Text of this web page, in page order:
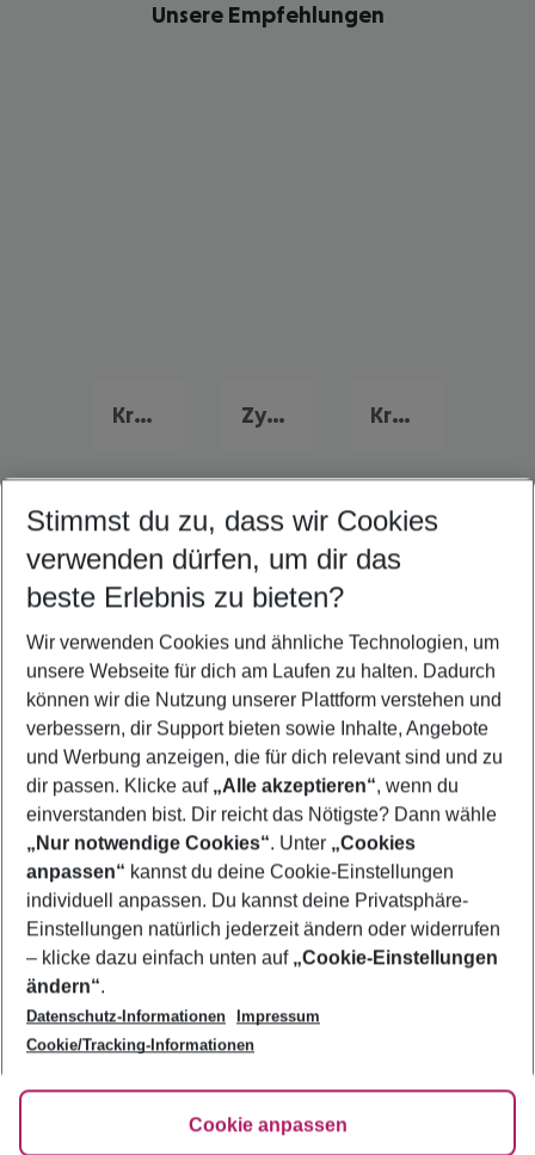
Unsere Empfehlungen
Kreta Urlaub Zypern Urlaub Kroatien Urlaub
Quicklinks
Pauschalreisen Bitez
Familienurlaub Bitez
Frübucher Angebote Bitez für 2026
Flug & Hotel Bitez
Last Minute Bitez
Footer
Footer navigation
Über uns
AGB
Bestpreisgarantie
Cookie-Einstellungen ändern
Cookie-Richtlinie
Agenturbetreuung
Barrierefreies Reisen
HanseMerkur Reiseversicherung
Folge uns
Stimmst du zu, dass wir Cookies
verwenden dürfen, um dir das
beste Erlebnis zu bieten?
Wir verwenden Cookies und ähnliche Technologien, um
unsere Webseite für dich am Laufen zu halten. Dadurch
können wir die Nutzung unserer Plattform verstehen und
verbessern, dir Support bieten sowie Inhalte, Angebote
und Werbung anzeigen, die für dich relevant sind und zu
dir passen. Klicke auf „Alle akzeptieren“, wenn du
einverstanden bist. Dir reicht das Nötigste? Dann wähle
„Nur notwendige Cookies“. Unter „Cookies
anpassen“ kannst du deine Cookie-Einstellungen
individuell anpassen. Du kannst deine Privatsphäre-
Einstellungen natürlich jederzeit ändern oder widerrufen
– klicke dazu einfach unten auf „Cookie-Einstellungen
ändern“.
Datenschutz-Informationen
Impressum
Cookie/Tracking-Informationen
Cookie anpassen